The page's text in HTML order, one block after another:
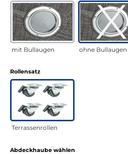
mit Bullaugen ohne Bullaugen
Rollensatzauswählen
Terrassenrollen
Abdeckhaube wählen